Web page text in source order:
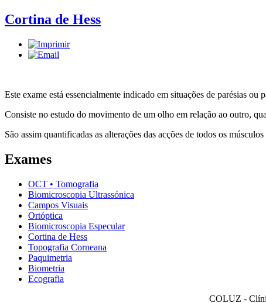
Cortina de Hess
Este exame está essencialmente indicado em situações de parésias
Consiste no estudo do movimento de um olho em relação ao outro,
São assim quantificadas as alterações das acções de todos os
Exames
OCT • Tomografia
Biomicroscopia Ultrassónica
Campos Visuais
Ortóptica
Biomicroscopia Especular
Cortina de Hess
Topografia Corneana
Paquimetria
Biometria
Ecografia
COLUZ -